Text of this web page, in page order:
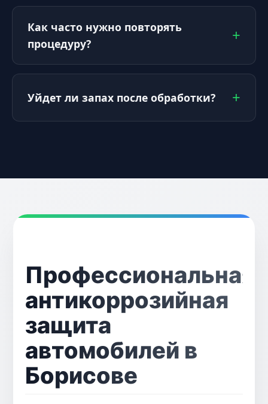
Как часто нужно повторять
процедуру?
Уйдет ли запах после обработки?
Профессиональная
антикоррозийная
защита
автомобилей в
Борисове